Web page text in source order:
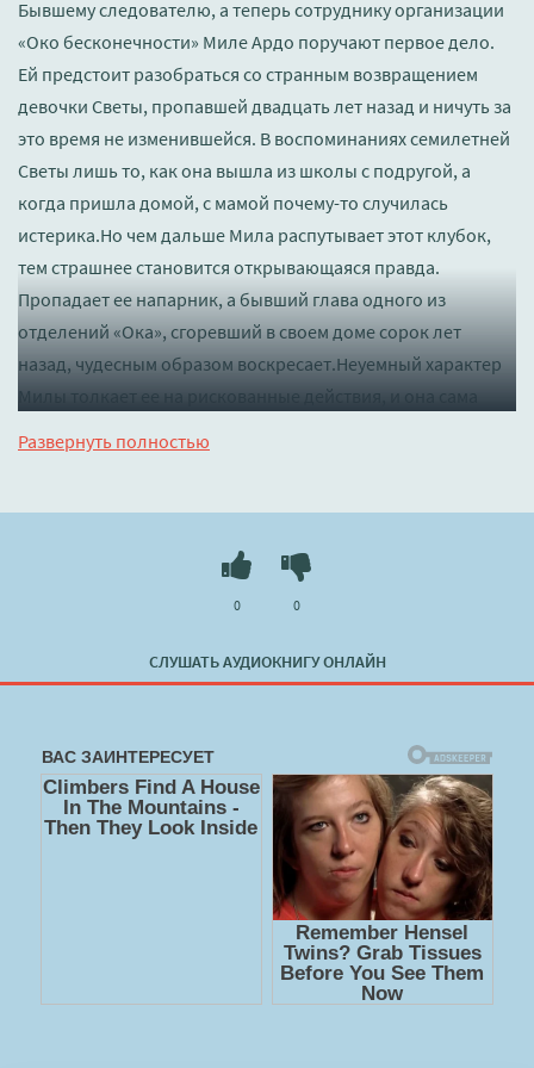
Бывшему следователю, а теперь сотруднику организации
«Око бесконечности» Миле Ардо поручают первое дело.
Ей предстоит разобраться со странным возвращением
девочки Светы, пропавшей двадцать лет назад и ничуть за
это время не изменившейся. В воспоминаниях семилетней
Светы лишь то, как она вышла из школы с подругой, а
когда пришла домой, с мамой почему-то случилась
истерика.Но чем дальше Мила распутывает этот клубок,
тем страшнее становится открывающаяся правда.
Пропадает ее напарник, а бывший глава одного из
отделений «Ока», сгоревший в своем доме сорок лет
назад, чудесным образом воскресает.Неуемный характер
Милы толкает ее на рискованные действия, и она сама
ей на помощь, если никто из них не знает, куда она
Ольга" в хорошем качестве полностью бесплатно без
booksaudio-online.com
Развернуть полностью
СЛУШАТЬ АУДИОКНИГУ ОНЛАЙН
0 0